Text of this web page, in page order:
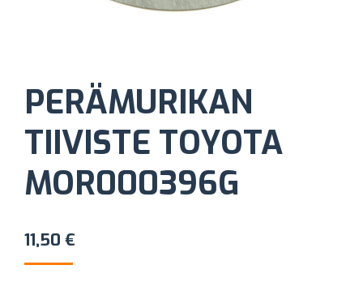
PERÄMURIKAN
TIIVISTE TOYOTA
MOR000396G
11,50 €